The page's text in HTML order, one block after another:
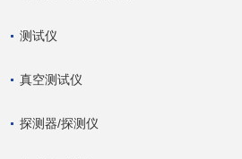
测试仪
真空测试仪
探测器/探测仪